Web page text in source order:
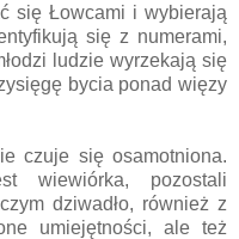
się Łowcami i wybierają
się z numerami,
ludzie wyrzekają się
bycia ponad więzy
czuje się osamotniona.
wiewiórka, pozostali
dziwadło, również z
umiejętności, ale też